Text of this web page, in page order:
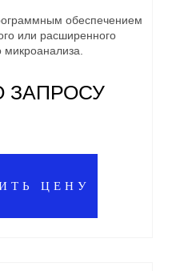
обеспечением
или расширенного
микроанализа.
ЗАПРОСУ
ЦЕНУ